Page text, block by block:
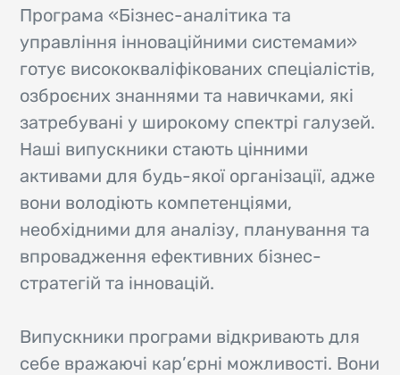
Програма «Бізнес-аналітика та
управління інноваційними системами»
готує висококваліфікованих спеціалістів,
озброєних знаннями та навичками, які
затребувані у широкому спектрі галузей.
Наші випускники стають цінними
активами для будь-якої організації, адже
вони володіють компетенціями,
необхідними для аналізу, планування та
впровадження ефективних бізнес-
стратегій та інновацій.
Випускники програми відкривають для
себе вражаючі кар’єрні можливості. Вони